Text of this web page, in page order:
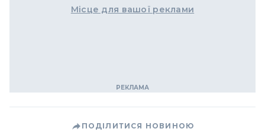
Місце для вашої реклами
ПОДІЛИТИСЯ НОВИНОЮ